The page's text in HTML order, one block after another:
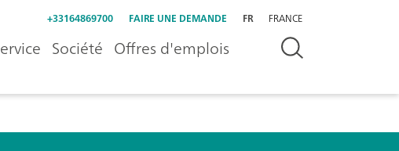
+33164869700 FAIRE UNE DEMANDE FR FRANCE
Société Offres d'emplois